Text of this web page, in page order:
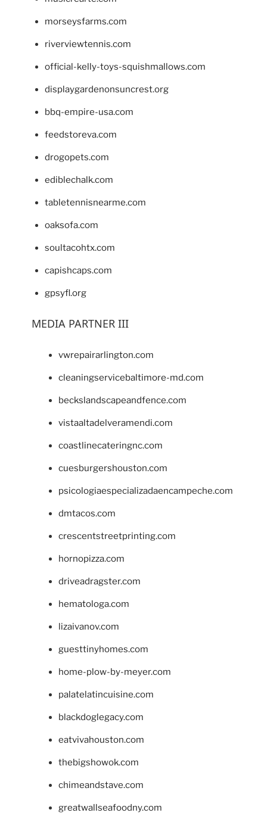
morseysfarms.com
riverviewtennis.com
official-kelly-toys-squishmallows.com
displaygardenonsuncrest.org
bbq-empire-usa.com
feedstoreva.com
drogopets.com
ediblechalk.com
tabletennisnearme.com
oaksofa.com
soultacohtx.com
capishcaps.com
gpsyfl.org
MEDIA PARTNER III
vwrepairarlington.com
cleaningservicebaltimore-md.com
beckslandscapeandfence.com
vistaaltadelveramendi.com
coastlinecateringnc.com
cuesburgershouston.com
psicologiaespecializadaencampeche.com
dmtacos.com
crescentstreetprinting.com
hornopizza.com
driveadragster.com
hematologa.com
lizaivanov.com
guesttinyhomes.com
home-plow-by-meyer.com
palatelatincuisine.com
blackdoglegacy.com
eatvivahouston.com
thebigshowok.com
chimeandstave.com
greatwallseafoodny.com